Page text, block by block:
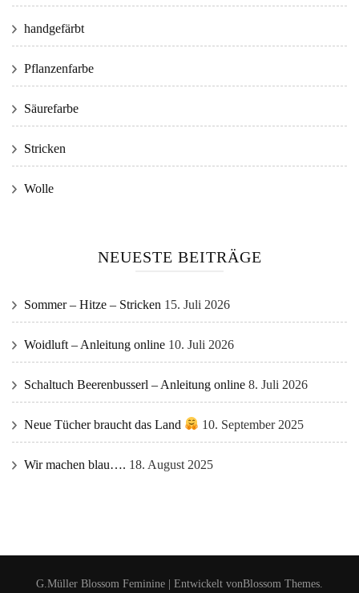
handgefärbt
Pflanzenfarbe
Säurefarbe
Stricken
Wolle
NEUESTE BEITRÄGE
Sommer – Hitze – Stricken 15. Juli 2026
Woidluft – Anleitung online 10. Juli 2026
Schaltuch Beerenbusserl – Anleitung online 8. Juli 2026
Neue Tücher braucht das Land 10. September 2025
Wir machen blau…. 18. August 2025
G.Müller Blossom Feminine | Entwickelt vonBlossom Themes